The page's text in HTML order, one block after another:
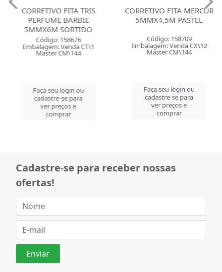
CORRETIVO FITA TRIS
PERFUME BARBIE
5MMX6M SORTIDO
Código: 158676
Embalagem: Venda CT\1
Master CM\144
Faça seu login ou
cadastre-se para
ver preços e
comprar
CORRETIVO FITA MERCUR
5MMX4,5M PASTEL
Código: 158709
Embalagem: Venda CX\12
Master CM\144
Faça seu login ou
cadastre-se para
ver preços e
comprar
Cadastre-se para receber nossas
ofertas!